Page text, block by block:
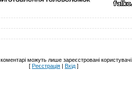
можуть лише зареєстровані користувачі.
[ Реєстрація Вхід ]